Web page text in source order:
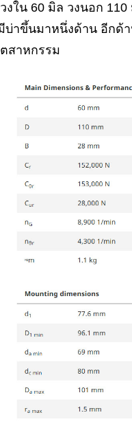
งใน 60 มิล วงนอก
าขึ้นมาหนึ่งด้าน อีกด้
สาหกรรม